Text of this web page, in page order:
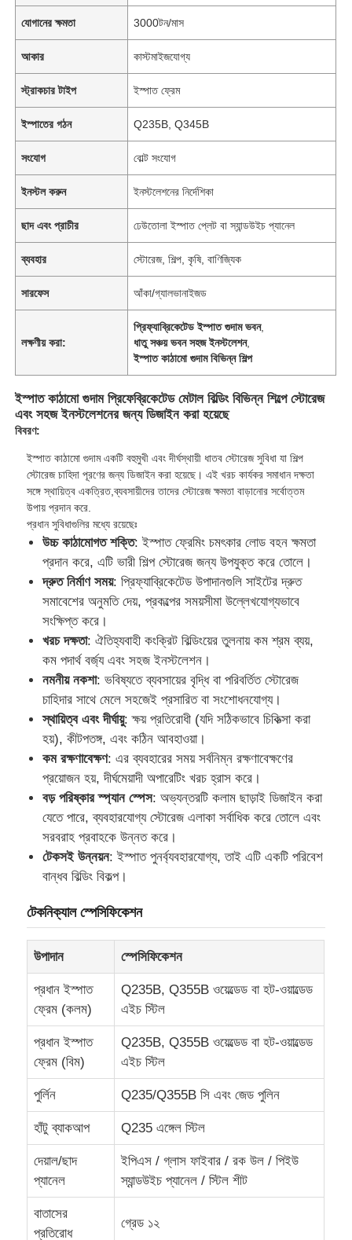
বাড়ি
পণ্য
আমাদের সম্পর্কে
মান নিয়ন্ত্রণ
আমাদের সাথে যোগাযোগ করুন
উদ্ধৃতির জন্য আবেদন
হালকা ইস্পাত প্রিফ্যাব হাউস
ইস্পাত স্ট্রাকচার বিল্ডিং
ইস্পাত কাঠামো কর্মশালা
যোগানের ক্ষমতা 3000টন/মাস
আকার কাস্টমাইজযোগ্য
স্ট্রাকচার টাইপ ইস্পাত ফ্রেম
ইস্পাতের গঠন Q235B, Q345B
সংযোগ বোল্ট সংযোগ
ইনস্টল করুন ইনস্টলেশনের নির্দেশিকা
ছাদ এবং প্রাচীর ঢেউতোলা ইস্পাত প্লেট বা স্যান্ডউইচ প্যানেল
ব্যবহার স্টোরেজ, শিল্প, কৃষি, বাণিজ্যিক
সারফেস আঁকা/গ্যালভানাইজড
লক্ষণীয় করা:
প্রিফ্যাব্রিকেটেড ইস্পাত গুদাম ভবন,
ধাতু সঞ্চয় ভবন সহজ ইনস্টলেশন,
ইস্পাত কাঠামো গুদাম বিভিন্ন শিল্প
ইস্পাত কাঠামো গুদাম প্রিফেব্রিকেটেড মেটাল বিল্ডিং বিভিন্ন শিল্পে স্টোরেজ
এবং সহজ ইনস্টলেশনের জন্য ডিজাইন করা হয়েছে
বিবরণ:
ইস্পাত কাঠামো গুদাম একটি বহুমুখী এবং দীর্ঘস্থায়ী ধাতব স্টোরেজ সুবিধা যা শিল্প
স্টোরেজ চাহিদা পূরণের জন্য ডিজাইন করা হয়েছে। এই খরচ কার্যকর সমাধান দক্ষতা
সঙ্গে স্থায়িত্ব একত্রিত,ব্যবসায়ীদের তাদের স্টোরেজ ক্ষমতা বাড়ানোর সর্বোত্তম
উপায় প্রদান করে.
প্রধান সুবিধাগুলির মধ্যে রয়েছেঃ
উচ্চ কাঠামোগত শক্তি: ইস্পাত ফ্রেমিং চমৎকার লোড বহন ক্ষমতা
প্রদান করে, এটি ভারী শিল্প স্টোরেজ জন্য উপযুক্ত করে তোলে।
দ্রুত নির্মাণ সময়: প্রিফ্যাব্রিকেটেড উপাদানগুলি সাইটের দ্রুত
সমাবেশের অনুমতি দেয়, প্রকল্পের সময়সীমা উল্লেখযোগ্যভাবে
সংক্ষিপ্ত করে।
খরচ দক্ষতা: ঐতিহ্যবাহী কংক্রিট বিল্ডিংয়ের তুলনায় কম শ্রম ব্যয়,
কম পদার্থ বর্জ্য এবং সহজ ইনস্টলেশন।
নমনীয় নকশা: ভবিষ্যতে ব্যবসায়ের বৃদ্ধি বা পরিবর্তিত স্টোরেজ
চাহিদার সাথে মেলে সহজেই প্রসারিত বা সংশোধনযোগ্য।
স্থায়িত্ব এবং দীর্ঘায়ু: ক্ষয় প্রতিরোধী (যদি সঠিকভাবে চিকিত্সা করা
হয়), কীটপতঙ্গ, এবং কঠিন আবহাওয়া।
কম রক্ষণাবেক্ষণ: এর ব্যবহারের সময় সর্বনিম্ন রক্ষণাবেক্ষণের
প্রয়োজন হয়, দীর্ঘমেয়াদী অপারেটিং খরচ হ্রাস করে।
বড় পরিষ্কার স্প্যান স্পেস: অভ্যন্তরটি কলাম ছাড়াই ডিজাইন করা
যেতে পারে, ব্যবহারযোগ্য স্টোরেজ এলাকা সর্বাধিক করে তোলে এবং
সরবরাহ প্রবাহকে উন্নত করে।
টেকসই উন্নয়ন: ইস্পাত পুনর্ব্যবহারযোগ্য, তাই এটি একটি পরিবেশ
বান্ধব বিল্ডিং বিকল্প।
টেকনিক্যাল স্পেসিফিকেশন
উপাদান স্পেসিফিকেশন
প্রধান ইস্পাত
ফ্রেম (কলম)
Q235B, Q355B ওয়েল্ডেড বা হট-ওয়াল্ডেড
এইচ স্টিল
প্রধান ইস্পাত
ফ্রেম (বিম)
Q235B, Q355B ওয়েল্ডেড বা হট-ওয়াল্ডেড
এইচ স্টিল
পুর্লিন Q235/Q355B সি এবং জেড পুলিন
হাঁটু ব্যাকআপ Q235 এঙ্গেল স্টিল
দেয়াল/ছাদ
প্যানেল
ইপিএস / গ্লাস ফাইবার / রক উল / পিইউ
স্যান্ডউইচ প্যানেল / স্টিল শীট
বাতাসের
প্রতিরোধ
গ্রেড ১২